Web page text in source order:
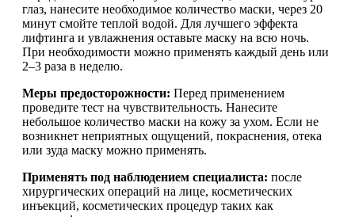
глаз, нанесите необходимое количество маски, через 20
минут смойте теплой водой. Для лучшего эффекта
лифтинга и увлажнения оставьте маску на всю ночь.
При необходимости можно применять каждый день или
2–3 раза в неделю.
Меры предосторожности: Перед применением
проведите тест на чувствительность. Нанесите
небольшое количество маски на кожу за ухом. Если не
возникнет неприятных ощущений, покраснения, отека
или зуда маску можно применять.
Применять под наблюдением специалиста: после
хирургических операций на лице, косметических
инъекций, косметических процедур таких как